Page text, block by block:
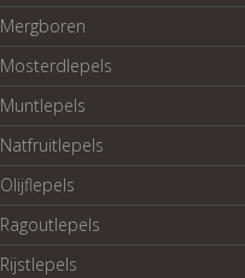
Mergboren
Mosterdlepels
Muntlepels
Natfruitlepels
Olijflepels
Ragoutlepels
Rijstlepels